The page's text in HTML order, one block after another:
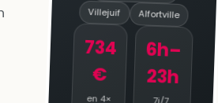
Villejuif Alfortville
734
€
en 4×
6h–
23h